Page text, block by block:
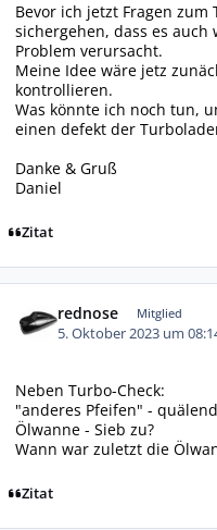
Bevor ich jetzt Fragen
sichergehen, dass es
Problem verursacht.
Meine Idee wäre jetz
kontrollieren.
Was könnte ich noch tun,
einen defekt der
Danke & Gruß
Daniel
Zitat
rednose Mitglied
5. Oktober 2023 um
Neben Turbo-Check:
"anderes Pfeifen" -
Ölwanne - Sieb zu?
Wann war zuletzt die
Zitat